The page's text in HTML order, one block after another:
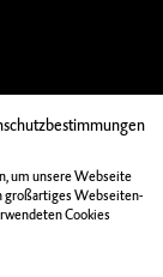
um unsere Webseite
großartiges Webseiten-
Cookies